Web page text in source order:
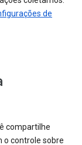
de
compartilhe
o controle sobre